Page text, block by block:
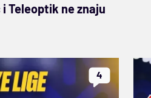
Teleoptik ne znaju
4